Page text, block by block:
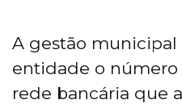
A gestão
entidade o número
rede bancária que